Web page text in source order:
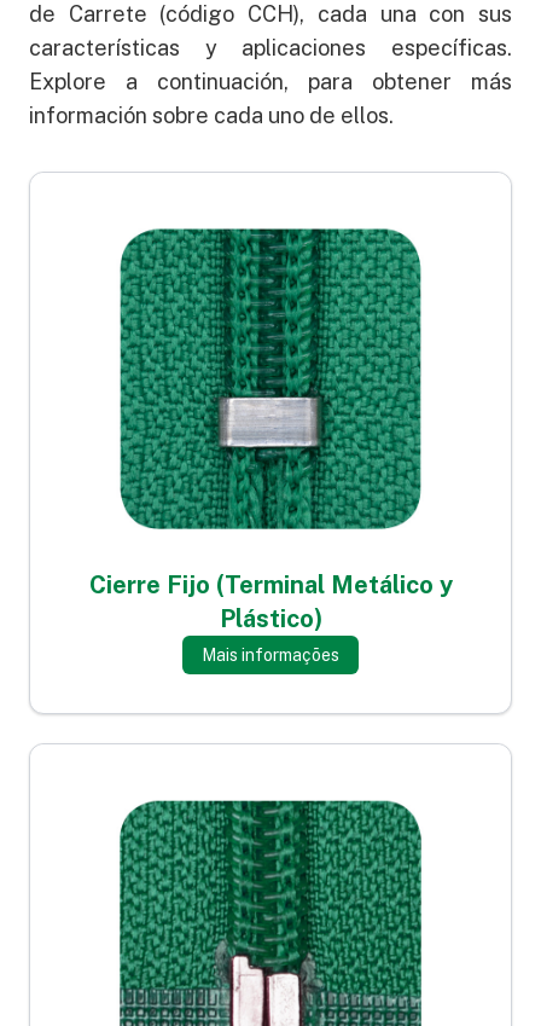
de Carrete (código CCH), cada una con sus
características y aplicaciones específicas.
Explore a continuación, para obtener más
información sobre cada uno de ellos.
Cierre Fijo (Terminal Metálico y
Plástico)
Mais informações